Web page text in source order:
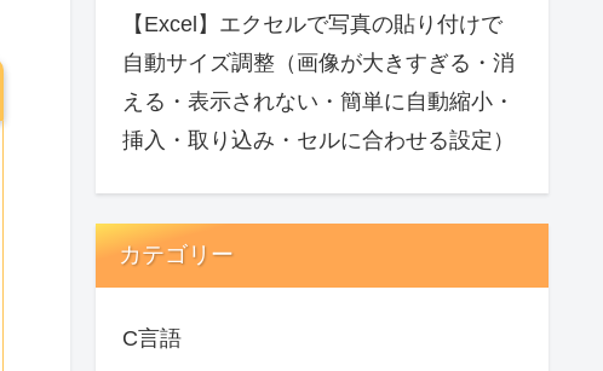
【Excel】エクセルで写真の貼り付けで
自動サイズ調整（画像が大きすぎる・消
える・表示されない・簡単に自動縮小・
挿入・取り込み・セルに合わせる設定）
カテゴリー
C言語